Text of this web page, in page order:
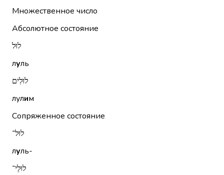
Множественное число
Абсолютное состояние
לוּל
луль
לוּלִים
лулим
Сопряженное состояние
לוּל־
луль-
לוּלֵי־